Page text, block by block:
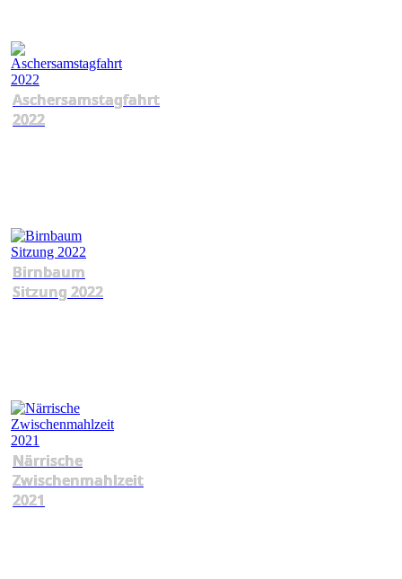
Aschersamstagfahrt
2022
Birnbaum
Sitzung 2022
Närrische
Zwischenmahlzeit
2021